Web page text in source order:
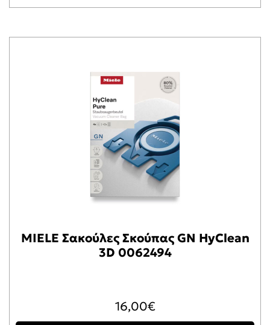
MIELE Σακούλες Σκούπας GN HyClean
3D 0062494
16,00€